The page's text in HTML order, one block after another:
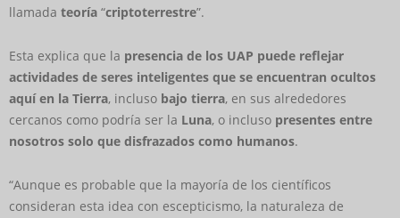
llamada teoría “criptoterrestre”.
Esta explica que la presencia de los UAP puede reflejar
actividades de seres inteligentes que se encuentran ocultos
aquí en la Tierra, incluso bajo tierra, en sus alrededores
cercanos como podría ser la Luna, o incluso presentes entre
nosotros solo que disfrazados como humanos.
“Aunque es probable que la mayoría de los científicos
consideran esta idea con escepticismo, la naturaleza de